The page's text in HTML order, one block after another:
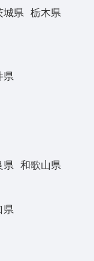
城県
栃木県
県
県 和歌山県
県